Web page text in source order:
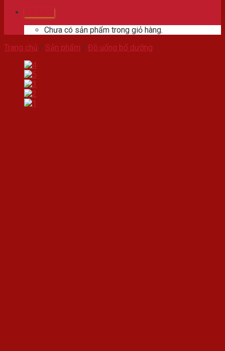
Chưa có sản phẩm trong giỏ hàng.
Trang chủ / Sản phẩm / Đồ uống bổ dưỡng